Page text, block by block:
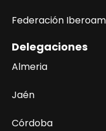
Federación
Delegaciones
Almeria
Jaén
Córdoba